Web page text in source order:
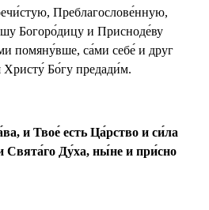
Преблагослове́нную,
Богоро́дицу и Присноде́ву
помяну́вше, са́ми себе́ и друг
Бо́гу предади́м.
и Твое́ есть Ца́рство и си́ла
Ду́ха, ны́не и при́сно